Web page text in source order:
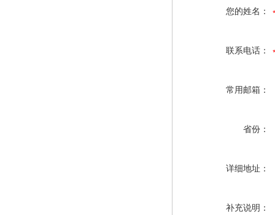
您的姓名：
联系电话：
常用邮箱：
省份：
详细地址：
补充说明：